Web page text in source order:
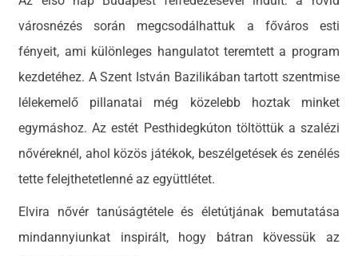
városnézés során megcsodálhattuk a főváros esti
fényeit, ami különleges hangulatot teremtett a program
kezdetéhez. A Szent István Bazilikában tartott szentmise
lélekemelő pillanatai még közelebb hoztak minket
egymáshoz. Az estét Pesthidegkúton töltöttük a szalézi
nővéreknél, ahol közös játékok, beszélgetések és zenélés
tette felejthetetlenné az együttlétet.
Elvira nővér tanúságtétele és életútjának bemutatása
mindannyiunkat inspirált, hogy bátran kövessük az